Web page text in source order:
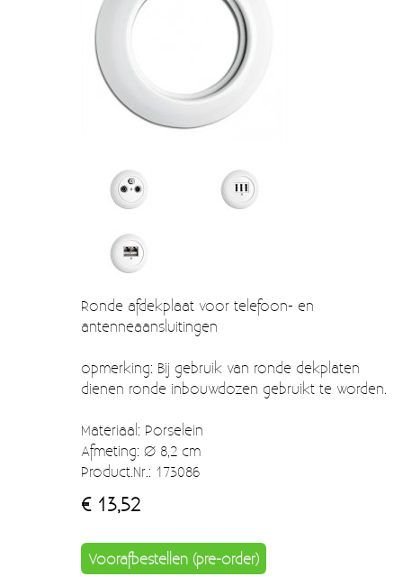
Deur- en raambeslag
Kapstokken & Haken
Bellen en belknoppen
Kastinrichting
Keuken accessoires
Smeg 50s klein elektro
Emaille
Vintage
Verzendkosten
Ronde afdekplaat voor telefoon- en
antenneaansluitingen
opmerking: Bij gebruik van ronde dekplaten
dienen ronde inbouwdozen gebruikt te worden.
Materiaal: Porselein
Afmeting: Ø 8,2 cm
Product.Nr.: 173086
€ 13,52
Voorafbestellen (pre-order)